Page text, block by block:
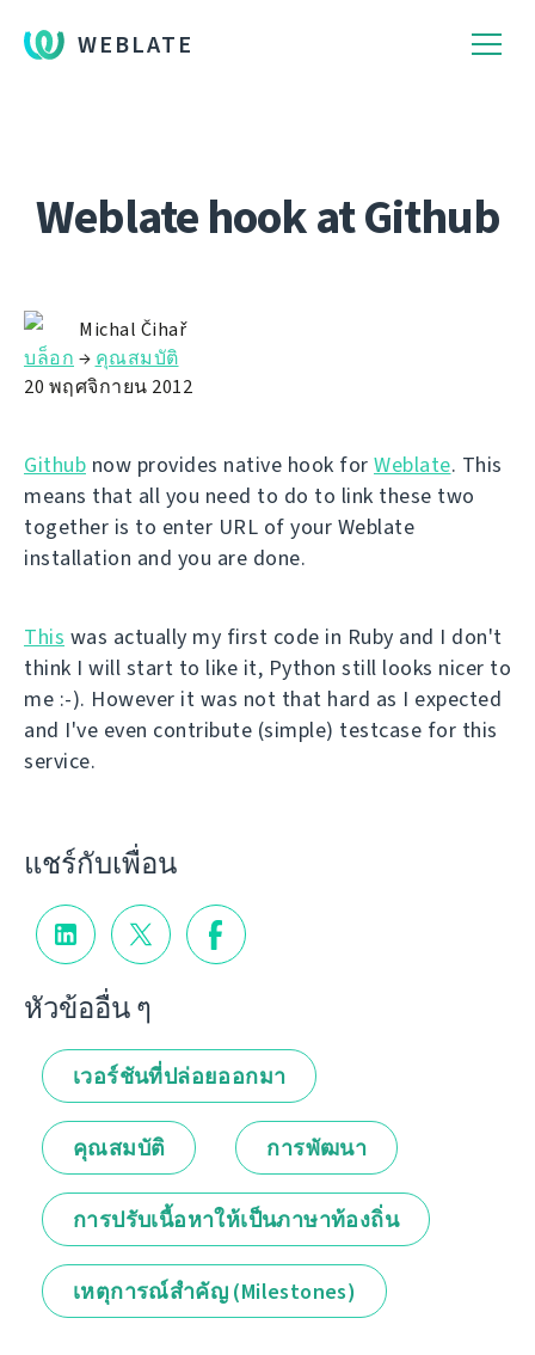
WEBLATE
Weblate hook at Github
Michal Čihař
บล็อก → คุณสมบัติ
20 พฤศจิกายน 2012
Github now provides native hook for Weblate. This
means that all you need to do to link these two
together is to enter URL of your Weblate
installation and you are done.
This was actually my first code in Ruby and I don't
think I will start to like it, Python still looks nicer to
me :-). However it was not that hard as I expected
and I've even contribute (simple) testcase for this
service.
แชร์กับเพื่อน
หัวข้ออื่น ๆ
เวอร์ชันที่ปล่อยออกมา
คุณสมบัติ การพัฒนา
การปรับเนื้อหาให้เป็นภาษาท้องถิ่น
เหตุการณ์สำคัญ (Milestones)